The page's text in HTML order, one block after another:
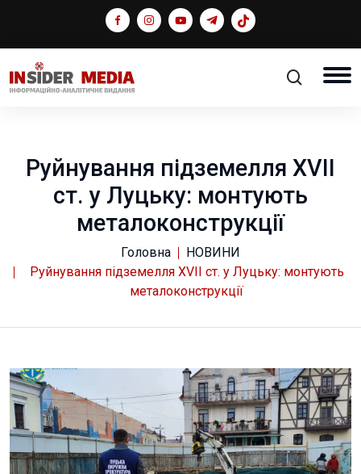
Руйнування підземелля XVII
ст. у Луцьку: монтують
металоконструкції
Головна
НОВИНИ
Руйнування підземелля XVII ст. у Луцьку: монтують
металоконструкції